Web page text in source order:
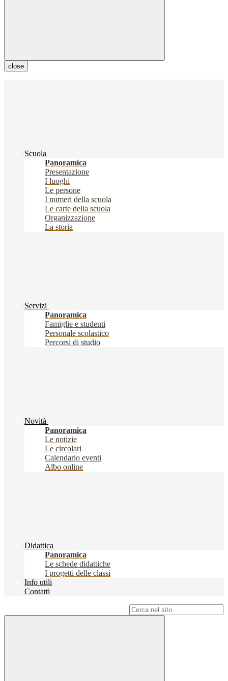
close
Scuola
Panoramica
Presentazione
I luoghi
Le persone
I numeri della scuola
Le carte della scuola
Organizzazione
La storia
Servizi
Panoramica
Famiglie e studenti
Personale scolastico
Percorsi di studio
Novità
Panoramica
Le notizie
Le circolari
Calendario eventi
Albo online
Didattica
Panoramica
Le schede didattiche
I progetti delle classi
Info utili
Contatti